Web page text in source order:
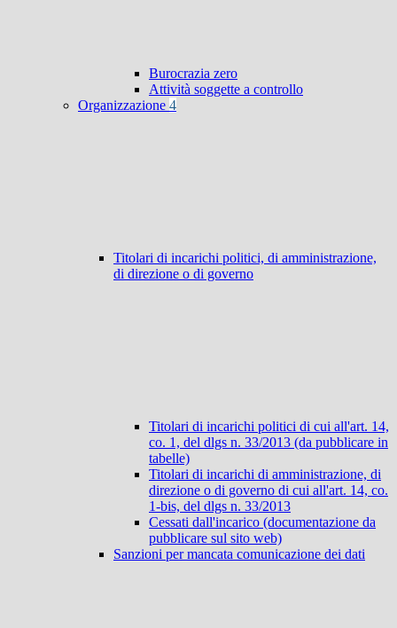
Burocrazia zero
Attività soggette a controllo
Organizzazione 4
Titolari di incarichi politici, di amministrazione,
di direzione o di governo
Titolari di incarichi politici di cui all'art. 14,
co. 1, del dlgs n. 33/2013 (da pubblicare in
tabelle)
Titolari di incarichi di amministrazione, di
direzione o di governo di cui all'art. 14, co.
1-bis, del dlgs n. 33/2013
Cessati dall'incarico (documentazione da
pubblicare sul sito web)
Sanzioni per mancata comunicazione dei dati